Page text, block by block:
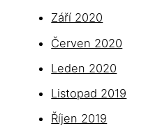
Září 2020
Červen 2020
Leden 2020
Listopad 2019
Říjen 2019